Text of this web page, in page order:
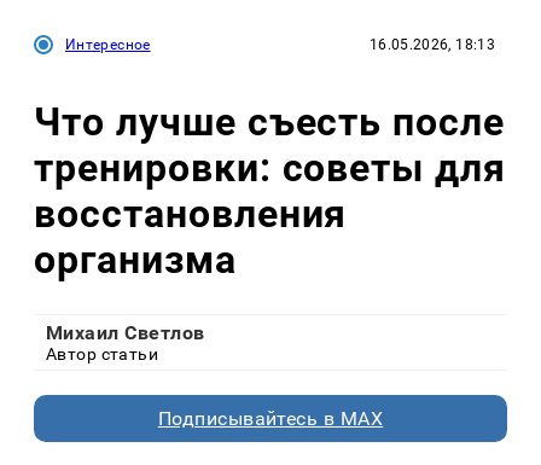
Интересное 16.05.2026, 18:13
Что лучше съесть после
тренировки: советы для
восстановления
организма
Михаил Светлов
Автор статьи
Подписывайтесь в MAX